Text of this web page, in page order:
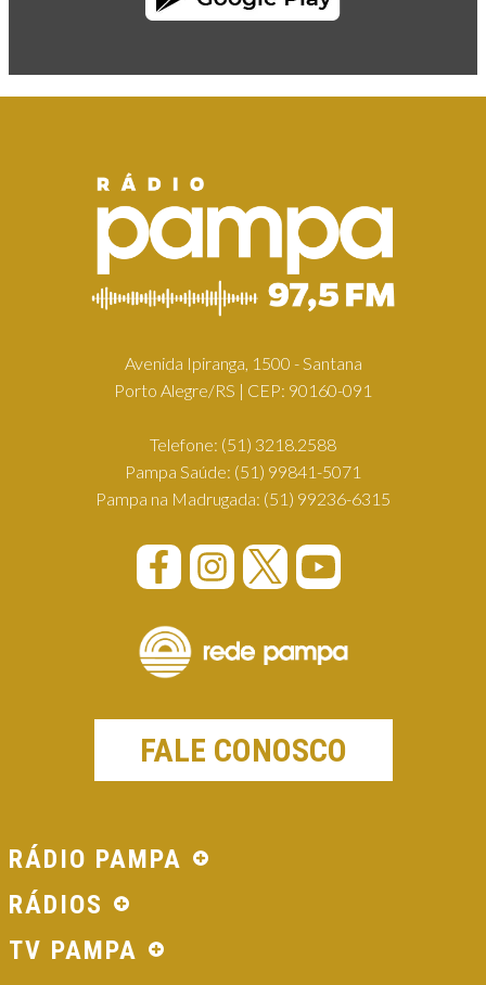
Avenida Ipiranga, 1500 - Santana
Porto Alegre/RS | CEP: 90160-091
Telefone: (51) 3218.2588
Pampa Saúde: (51) 99841-5071
Pampa na Madrugada: (51) 99236-6315
FALE CONOSCO
RÁDIO PAMPA
RÁDIOS
TV PAMPA